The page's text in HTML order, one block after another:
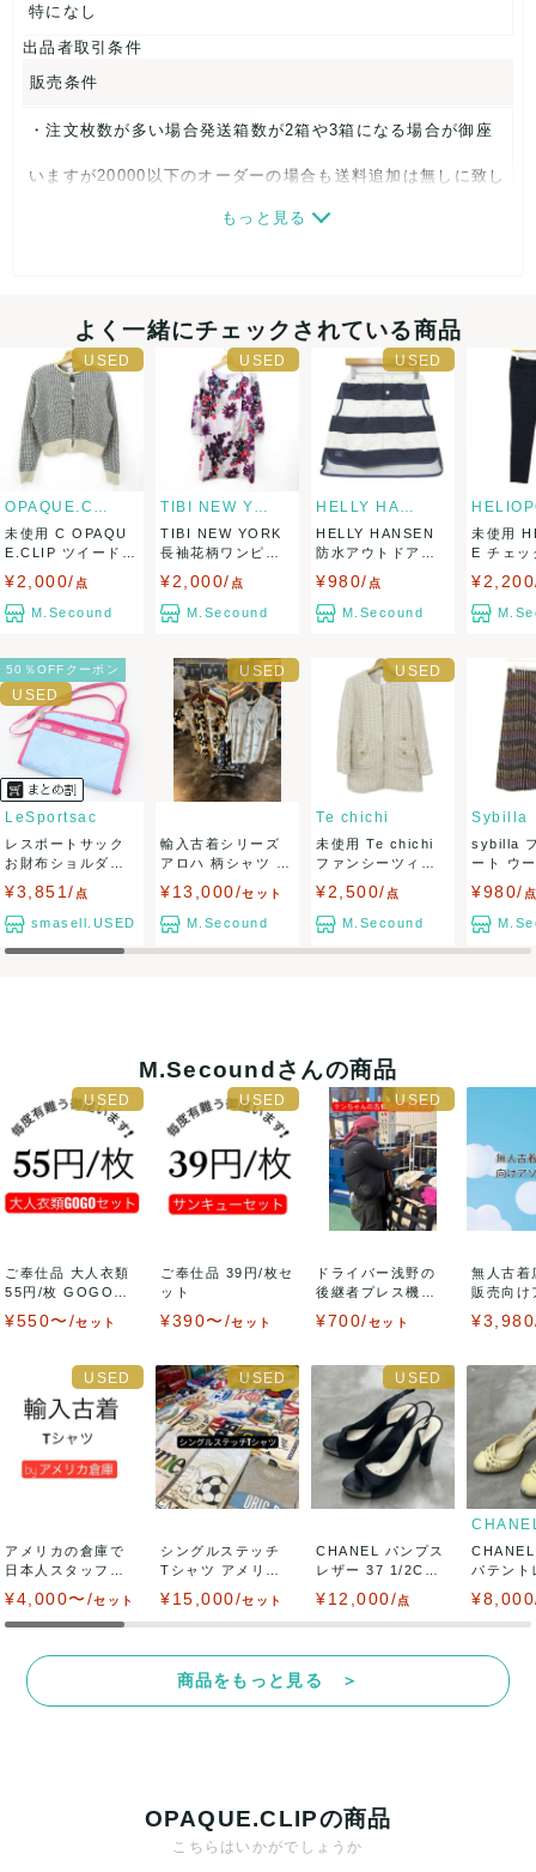
特になし
出品者取引条件
販売条件
・注文枚数が多い場合発送箱数が2箱や3箱になる場合が御座
いますが20000以下のオーダーの場合も送料追加は無しに致し
ました。多くご注文頂く程大変お得な内容になります。
のお客様は 一箱毎に1000円、沖縄/その他離島のお客様は、
一箱毎に1500円、受注確定時に頂戴いたします。
決済方法
クレジットカード、メルペイ、銀行振込、PayPay、コンビ
出荷
送料：¥1,800 (見込み)
送料表を確認する
こちらの出品者の商品を¥20,000以上注文の場合送料無料
に
なります
出荷目安：1週間程度
もっと見る
よく一緒にチェックされている商品
OPAQUE.CLIP
未使用 C OPAQU
E.CLIP ツイードラ
¥2,000/ 点
M.Secound
TIBI NEW YORK
TIBI NEW YORK
長袖花柄ワンピー
¥2,000/ 点
M.Secound
HELLY HANSEN
HELLY HANSEN
防水アウトドアス
¥980/ 点
M.Secound
未使用
E チェッ
50％OFFクーポン
LeSportsac
レスポートサック
お財布ショルダー
ショルダーバッ...
¥3,851/ 点
smasell.USED
輸入古着シリーズ
アロハ 柄シャツ メ
ンズアソート...
¥13,000/セット
M.Secound
Te chichi
未使用 Te chichi
ファンシーツィー
ドJ...
¥2,500/ 点
M.Secound
Sybilla
sybilla
ート ウ
サイ...
¥980/ 点
M.Secoundさんの商品
ご奉仕品 大人衣類
55円/枚 GOGOセ
¥550〜/セット
ご奉仕品 39円/枚セ
ット
¥390〜/セット
ドライバー浅野の
後継者プレス機の
セ...
¥700/セット
無人古着
販売向け
アメリカの倉庫で
日本人スタッフが
ピ...
¥4,000〜/セット
シングルステッチ
Tシャツ アメリカ
¥15,000/セット
CHANEL パンプス
レザー 37 1/2C
¥12,000/点
パテント
商品をもっと見る ＞
OPAQUE.CLIPの商品
こちらはいかがでしょうか